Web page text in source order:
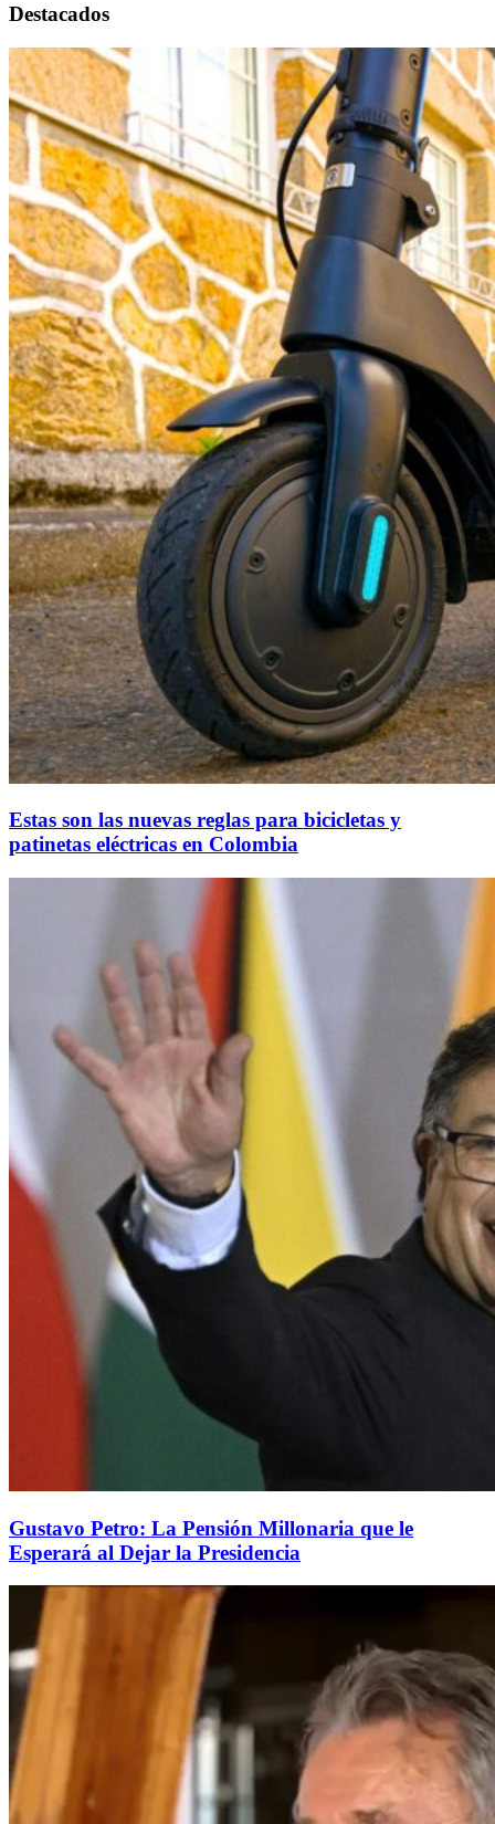
Destacados
Estas son las nuevas reglas para bicicletas y
patinetas eléctricas en Colombia
Gustavo Petro: La Pensión Millonaria que le
Esperará al Dejar la Presidencia